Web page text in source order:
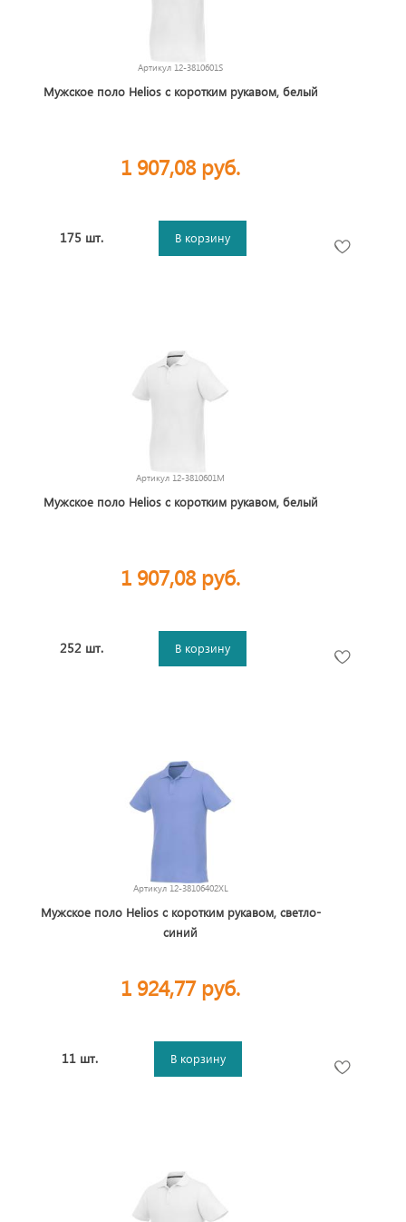
Артикул 12-3810601S
Мужское поло Helios с коротким рукавом, белый
1 907,08 руб.
175 шт. В корзину
Артикул 12-3810601M
Мужское поло Helios с коротким рукавом, белый
1 907,08 руб.
252 шт. В корзину
Артикул 12-38106402XL
Мужское поло Helios с коротким рукавом, светло-
синий
1 924,77 руб.
11 шт. В корзину